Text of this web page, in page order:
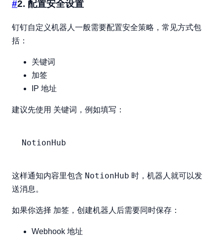
#2. 配置安全设置
钉钉自定义机器人一般需要配置安全策略，常见方式包
括：
关键词
加签
IP 地址
建议先使用 关键词 ，例如填写：
NotionHub
这样通知内容里包含 NotionHub 时，机器人就可以发
送消息。
如果你选择 加签 ，创建机器人后需要同时保存：
Webhook 地址